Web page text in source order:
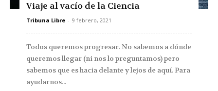
Viaje al vacío de la Ciencia
Tribuna Libre - 9 febrero, 2021
Todos queremos progresar. No sabemos a dónde
queremos llegar (ni nos lo preguntamos) pero
sabemos que es hacia delante y lejos de aquí. Para
ayudarnos...